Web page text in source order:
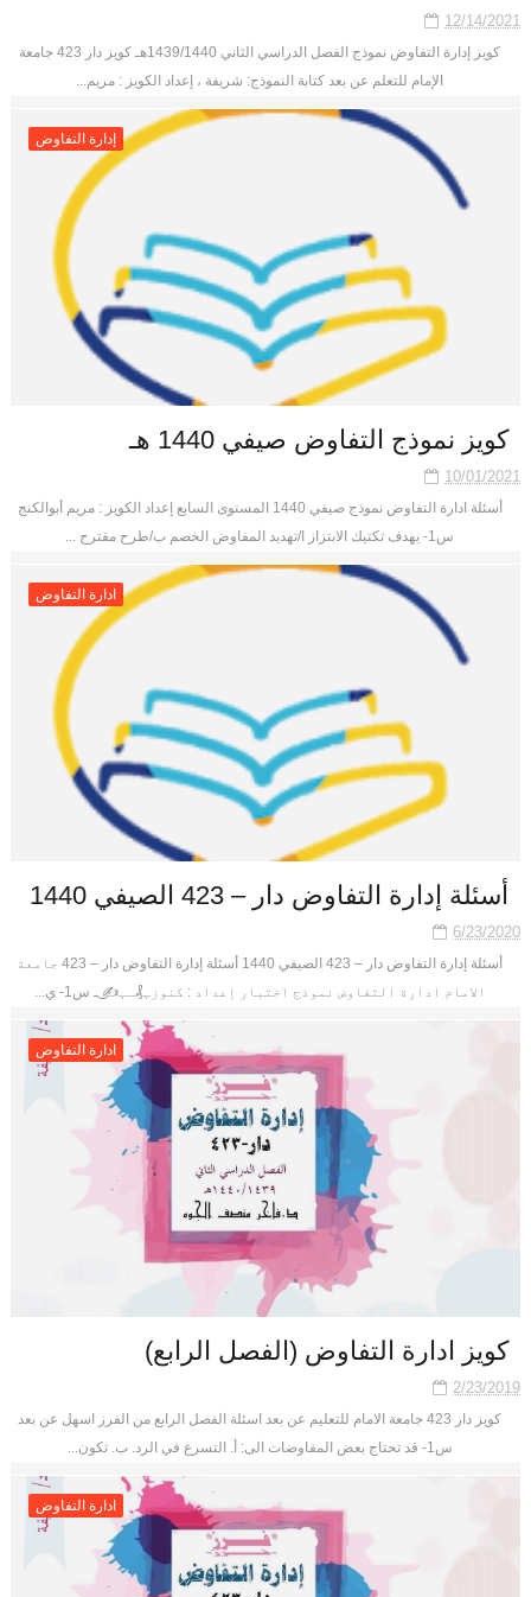
12/14/2021
كويز إدارة التفاوض نموذج الفصل الدراسي الثاني 1439/1440هـ كويز دار 423 جامعة
الإمام للتعلم عن بعد كتابة النموذج: شريفة ، إعداد الكويز : مريم...
إدارة التفاوض
كويز نموذج التفاوض صيفي 1440 هـ
10/01/2021
أسئلة ادارة التفاوض نموذج صيفي 1440 المستوى السابع إعداد الكويز : مريم أبوالكنج
س1- يهدف تكتيك الابتزاز ا/تهديد المفاوض الخصم ب/طرح مقترح ...
ادارة التفاوض
أسئلة إدارة التفاوض دار – 423 الصيفي 1440
6/23/2020
أسئلة إدارة التفاوض دار – 423 الصيفي 1440 أسئلة إدارة التفاوض دار – 423 جامعة
الامام ادارة التفاوض نموذج اختبار إعداد : كنوزﮩ₰ـﮩ✍ ͜ـ س1- ي...
ادارة التفاوض
كويز ادارة التفاوض (الفصل الرابع)
2/23/2019
كويز دار 423 جامعة الامام للتعليم عن بعد اسئلة الفصل الرابع من الفرز اسهل عن بعد
س1- قد تحتاج بعض المفاوضات الى: أ. التسرع في الرد. ب. تكون...
ادارة التفاوض